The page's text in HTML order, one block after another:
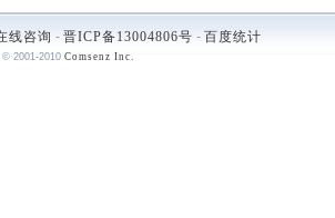
- 晋ICP备13004806号 - 百度统计
© 2001-2010 Comsenz Inc.